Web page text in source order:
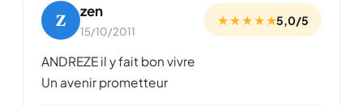
Z zen
15/10/2011
★ ★ ★ ★ ★5,0/5
ANDREZE il y fait bon vivre
Un avenir prometteur